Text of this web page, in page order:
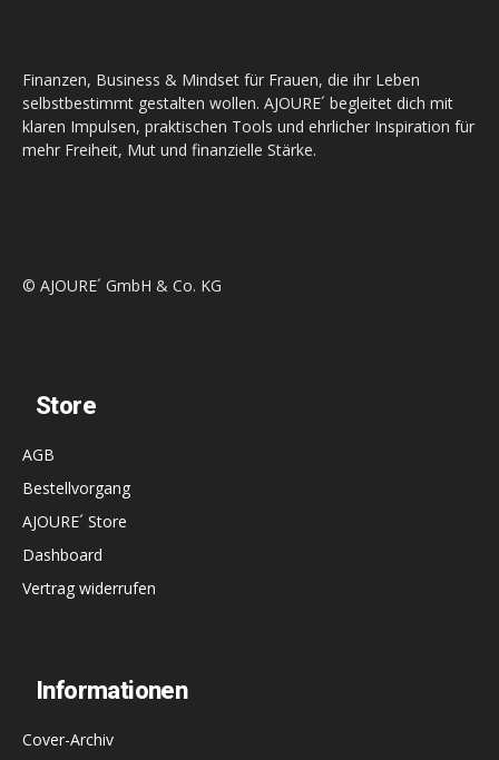
Finanzen, Business & Mindset für Frauen, die ihr Leben
selbstbestimmt gestalten wollen. AJOURE´ begleitet dich mit
klaren Impulsen, praktischen Tools und ehrlicher Inspiration für
mehr Freiheit, Mut und finanzielle Stärke.
© AJOURE´ GmbH & Co. KG
Store
AGB
Bestellvorgang
AJOURE´ Store
Dashboard
Vertrag widerrufen
Informationen
Cover-Archiv